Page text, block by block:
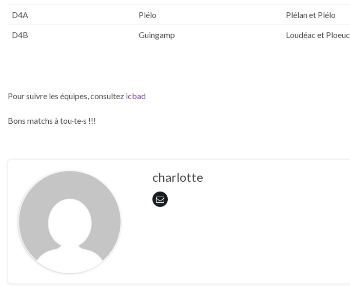
D4A Plélo Plélan et Plélo
D4B Guingamp Loudéac et Ploeuc
Pour suivre les équipes, consultez icbad
Bons matchs à tou·te·s !!!
charlotte